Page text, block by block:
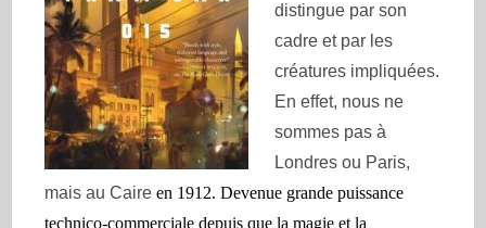
distingue par son
cadre et par les
créatures impliquées.
En effet, nous ne
sommes pas à
Londres ou Paris,
mais au Caireen 1912. Devenue grande puissance
technico-commerciale depuis que la magie et la